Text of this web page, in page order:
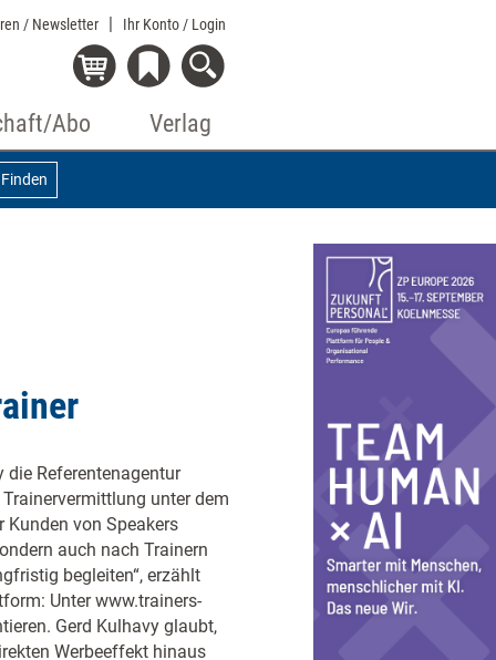
/ Newsletter Ihr Konto / Login
Abo Verlag
Finden
Referentenagentur
unter dem
Kunden von Speakers
auch nach Trainern
begleiten“, erzählt
Unter www.trainers-
Gerd Kulhavy glaubt,
Werbeeffekt hinaus